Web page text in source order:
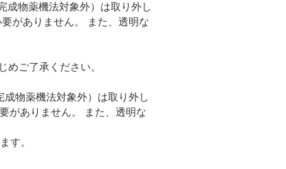
成物薬機法対象外）は取り外し
がありません。 また、透明な
ご了承ください。
物薬機法対象外）は取り外し
がありません。 また、透明な
す。